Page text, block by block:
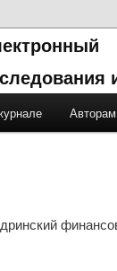
to primary
to secondary
Авторам